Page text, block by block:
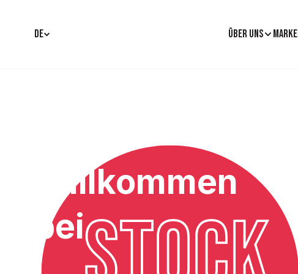
DE ÜBER UNS
Willkommen
bei